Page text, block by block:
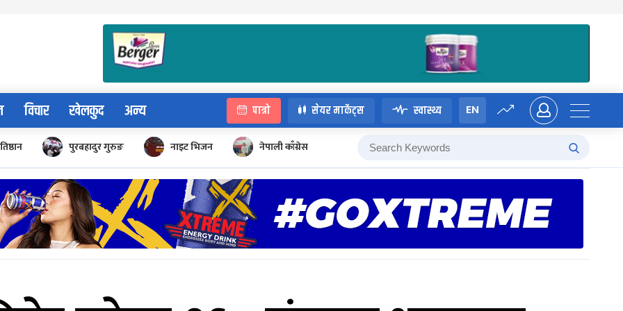
विचार खेलकुद अन्य पात्रो सेयर मार्केट्स स्वास्थ्य EN
पुरबहादुर गुरुङ नाइट भिजन नेपाली काँग्रेस